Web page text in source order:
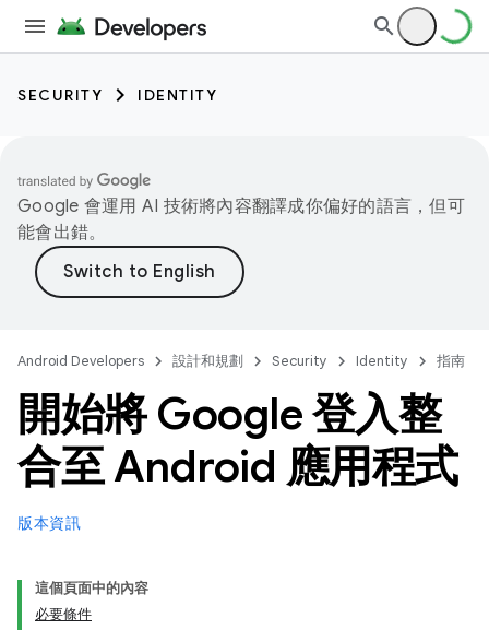
SECURITY IDENTITY
Google 會運用 AI 技術將內容翻譯成你偏好的語言，但可
能會出錯。
Android Developers 設計和規劃 Security Identity 指南
開始將 Google 登入整
合至 Android 應用程式
版本資訊
這個頁面中的內容
必要條件